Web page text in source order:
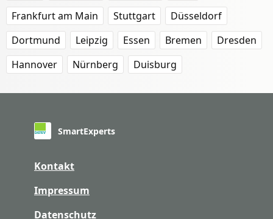
Frankfurt am Main
Stuttgart
Düsseldorf
Dortmund
Leipzig Essen Bremen
Dresden
Hannover
Nürnberg Duisburg
SmartExperts
Kontakt
Impressum
Datenschutz